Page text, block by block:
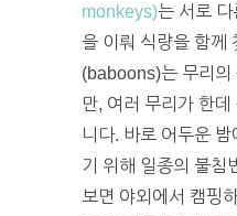
monkeys)는 서로
을 이뤄 식량을 함께
(baboons)는 무리의
만, 여러 무리가 한
니다. 바로 어두운
기 위해 일종의 불침
보면 야외에서 캠핑